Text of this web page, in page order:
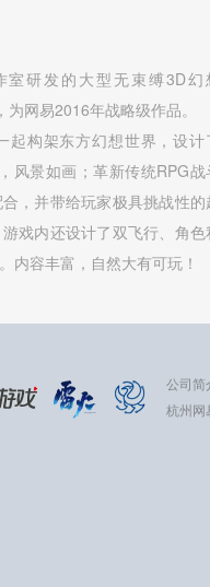
室研发的大型无束缚3D幻
网易2016年战略级作品。
起构架东方幻想世界，设计
风景如画；革新传统RPG战
，并带给玩家极具挑战性的
戏内还设计了双飞行、角色
内容丰富，自然大有可玩！
公司简
杭州